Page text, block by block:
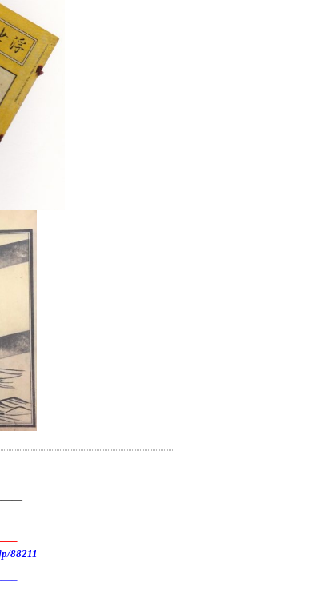
88211